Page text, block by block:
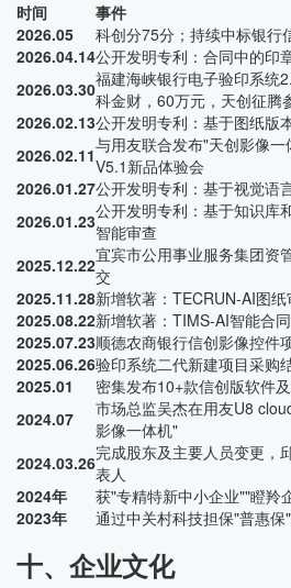
时间
事件
2026.05
科创分75分；持续中标银行
2026.04.14公开发明专利：合同中的印
2026.03.30福建海峡银行电子验印系统
科金财，60万元，天创征腾
2026.02.13公开发明专利：基于图纸版
2026.02.11与用友联合发布"天创影像
V5.1新品体验会
2026.01.27公开发明专利：基于视觉语
2026.01.23公开发明专利：基于知识库
智能审查
2025.12.22宜宾市公用事业服务集团资
交
2025.11.28新增软著：TECRUN-AI图
2025.08.22新增软著：TIMS-AI智能合
2025.07.23顺德农商银行信创影像控件
2025.06.26验印系统二代新建项目采购
2025.01
密集发布10+款信创版软件
2024.07
市场总监吴杰在用友U8
影像一体机"
2024.03.26完成股东及主要人员变更，
表人
2024年
获"专精特新中小企业""瞪羚
2023年
通过中关村科技担保"普惠
十、企业文化